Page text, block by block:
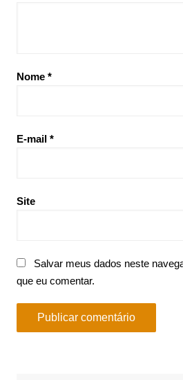
Nome *
E-mail *
Site
Salvar meus dados neste
que eu comentar.